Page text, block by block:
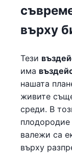
върху
Тези
има
нашата
живите
среди. В
плодородие
валежи са
върху